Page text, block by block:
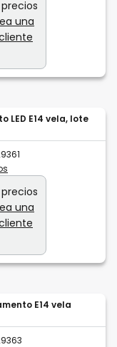
una
LED E14 vela, lote
una
E14 vela